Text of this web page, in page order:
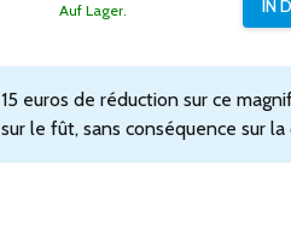
Auf Lager.
15 euros de réduction sur ce
sur le fût, sans conséquence sur